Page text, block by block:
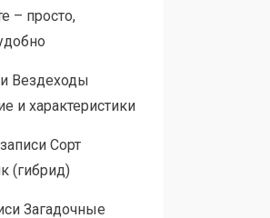
– просто,
Вездеходы
и характеристики
Сорт
(гибрид)
Загадочные